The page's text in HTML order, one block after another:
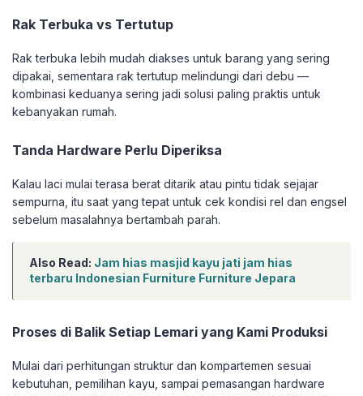
Rak Terbuka vs Tertutup
Rak terbuka lebih mudah diakses untuk barang yang sering
dipakai, sementara rak tertutup melindungi dari debu —
kombinasi keduanya sering jadi solusi paling praktis untuk
kebanyakan rumah.
Tanda Hardware Perlu Diperiksa
Kalau laci mulai terasa berat ditarik atau pintu tidak sejajar
sempurna, itu saat yang tepat untuk cek kondisi rel dan engsel
sebelum masalahnya bertambah parah.
Also Read: Jam hias masjid kayu jati jam hias
terbaru Indonesian Furniture Furniture Jepara
Proses di Balik Setiap Lemari yang Kami Produksi
Mulai dari perhitungan struktur dan kompartemen sesuai
kebutuhan, pemilihan kayu, sampai pemasangan hardware